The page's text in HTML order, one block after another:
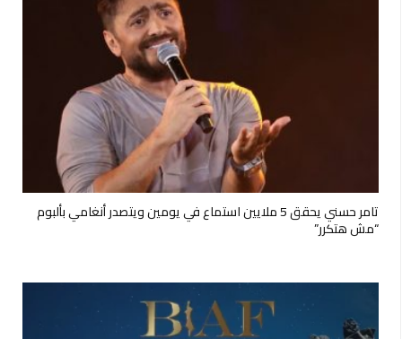
تامر حسني يحقق 5 ملايين استماع في يومين ويتصدر أنغامي بألبوم
“مش هتكرر”